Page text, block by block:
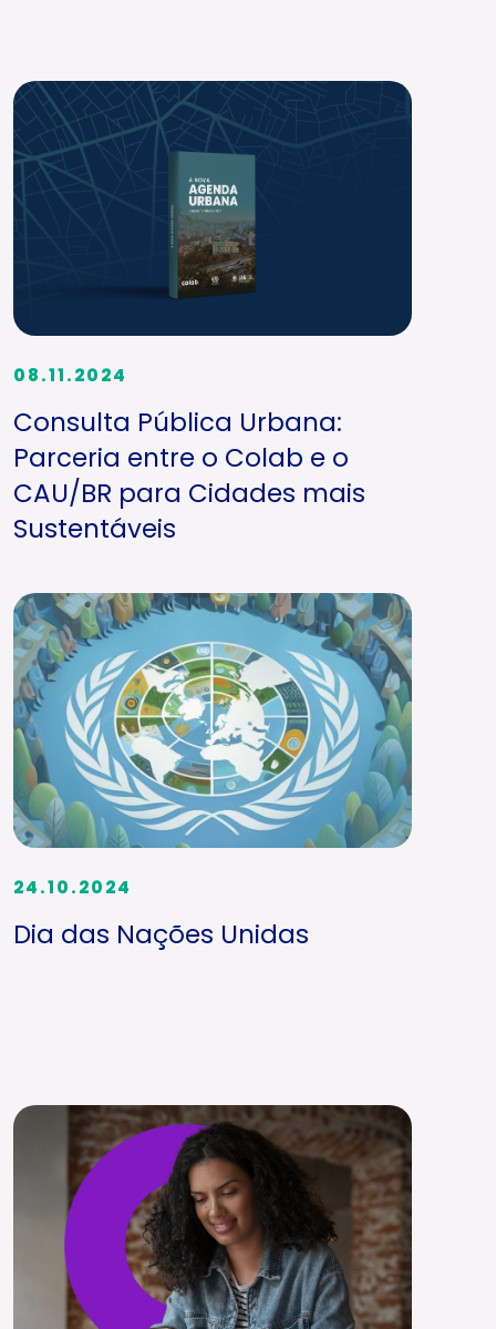
08.11.2024
Consulta Pública Urbana:
Parceria entre o Colab e o
CAU/BR para Cidades mais
Sustentáveis
24.10.2024
Dia das Nações Unidas